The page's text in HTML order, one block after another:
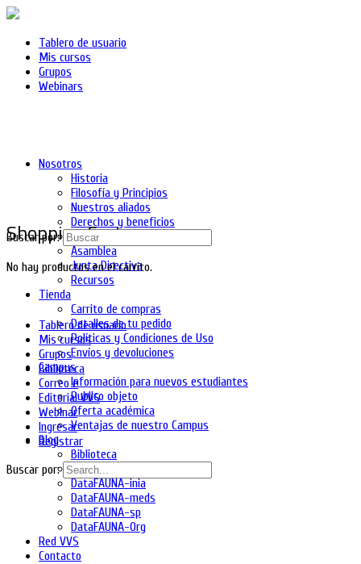
Tablero de usuario
Mis cursos
Grupos
Webinars
Nosotros
Historia
Filosofía y Principios
Nuestros aliados
Derechos y beneficios
Asociados
Asamblea
Junta Directiva
Recursos
Tienda
Carrito de compras
Detalles de tu pedido
Políticas y Condiciones de Uso
Envíos y devoluciones
Campus
Información para nuevos estudiantes
Publico objeto
Oferta académica
Ventajas de nuestro Campus
Blog
Biblioteca
DataFAUNA-diet
DataFAUNA-inia
DataFAUNA-meds
DataFAUNA-sp
DataFAUNA-Org
Red VVS
Contacto
Shopping Cart
No hay productos en el carrito.
Buscar por:
Tablero de usuario
Mis cursos
Grupos
Biblioteca
Correo e
Editorial VVS
Webinar
Ingresar
Registrar
Buscar por: